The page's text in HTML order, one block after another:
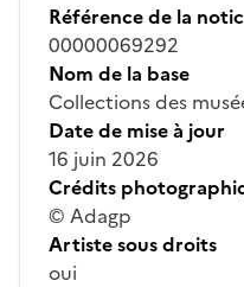
Référence de la
00000069292
Nom de la base
Collections des
Date de mise à jour
16 juin 2026
Crédits
© Adagp
Artiste sous droits
oui